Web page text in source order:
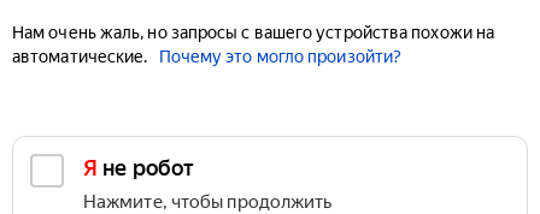
Нам очень жаль, но запросы с вашего устройства похожи на
автоматические.
Почему это могло произойти?
Я не робот
Нажмите, чтобы продолжить